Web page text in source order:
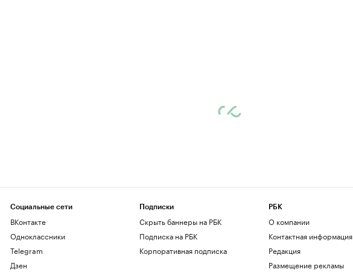
Социальные сети
ВКонтакте
Одноклассники
Telegram
Дзен
Подписки
Скрыть баннеры на РБК
Подписка на РБК
Корпоративная подписка
РБК
О компании
Контактная информация
Редакция
Размещение рекламы